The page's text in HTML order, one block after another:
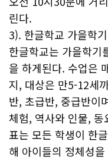
린다.
3). 한글학교 가을학
한글학교는 가을학기
을 하게된다. 수업은
지, 대상은 만5-12세
반, 초급반, 중급반이
체험, 역사와 인물,
표는 모든 학생이 한
해 아이들의 정체성